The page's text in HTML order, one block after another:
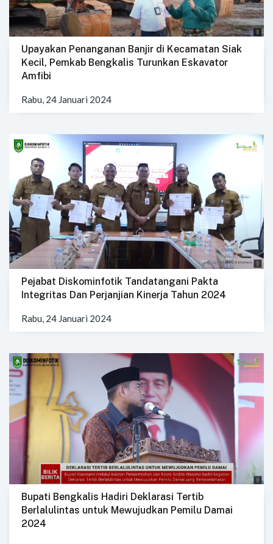
Upayakan Penanganan Banjir di Kecamatan Siak
Kecil, Pemkab Bengkalis Turunkan Eskavator
Amfibi
Rabu, 24 Januari 2024
Pejabat Diskominfotik Tandatangani Pakta
Integritas Dan Perjanjian Kinerja Tahun 2024
Rabu, 24 Januari 2024
Bupati Bengkalis Hadiri Deklarasi Tertib
Berlalulintas untuk Mewujudkan Pemilu Damai
2024